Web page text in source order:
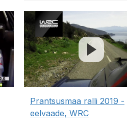
Prantsusmaa ralli 2019 -
eelvaade, WRC